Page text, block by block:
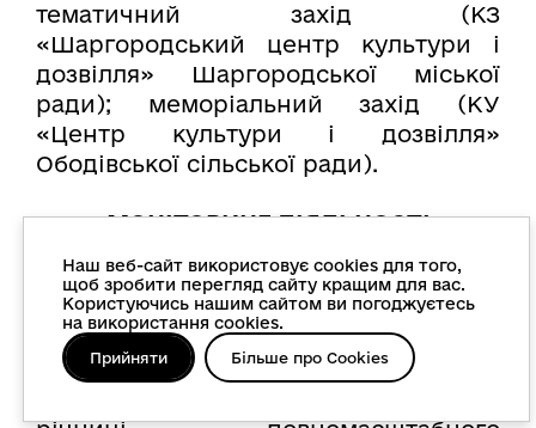
тематичний захід (КЗ
«Шаргородський центр культури і
дозвілля» Шаргородської міської
ради); меморіальний захід (КУ
«Центр культури і дозвілля»
Ободівської сільської ради).
МОНІТОРИНГ ДІЯЛЬНОСТІ
МУЗЕЙНИХ ЗАКЛАДІВ ОБЛАСТІ
Упродовж звітного періоду створено
14 виставок:
Наш веб-сайт використовує cookies для того,
щоб зробити перегляд сайту кращим для вас.
Користуючись нашим сайтом ви погоджуєтесь
на використання cookies.
Прийняти Більше про Cookies